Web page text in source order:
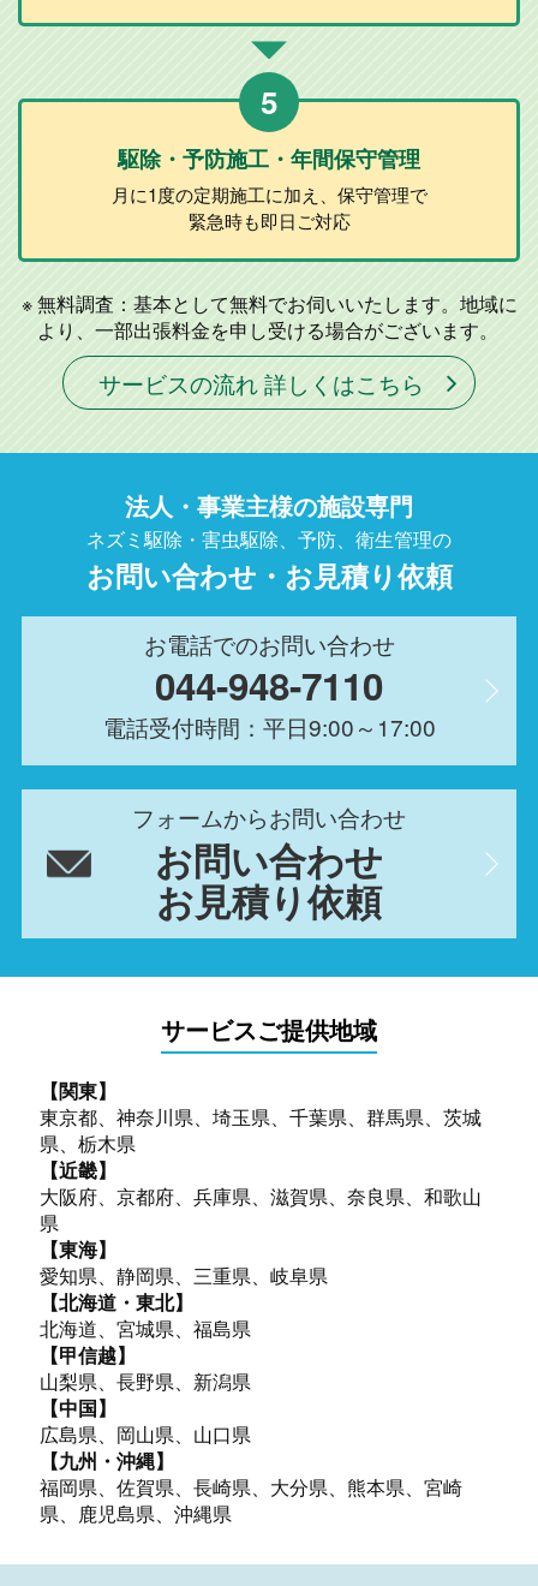
5
駆除・予防施工 ・年間保守管理
月に1度の定期施工に加え、 保守管理で
緊急時も即日ご対応
無料調査：基本として無料でお伺いいたします。地域に
より、一部出張料金を申し受ける場合がございます。
サービスの流れ 詳しくはこちら
法人・事業主様の施設専門
ネズミ駆除・害虫駆除、予防、衛生管理の
お問い合わせ・お見積り依頼
お電話でのお問い合わせ
044-948-7110
電話受付時間：平日9:00～17:00
フォームからお問い合わせ
お問い合わせ
お見積り依頼
サービスご提供地域
【関東】
東京都、神奈川県、埼玉県、千葉県、群馬県、茨城
県、栃木県
【近畿】
大阪府、京都府、兵庫県、滋賀県、奈良県、和歌山
県
【東海】
愛知県、静岡県、三重県、岐阜県
【北海道・東北】
北海道、宮城県、福島県
【甲信越】
山梨県、長野県、新潟県
【中国】
広島県、岡山県、山口県
【九州・沖縄】
福岡県、佐賀県、長崎県、大分県、熊本県、宮崎
県、鹿児島県、沖縄県